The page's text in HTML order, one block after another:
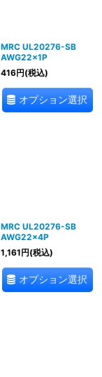
MRC UL20276-SB
AWG22×1P
416円(税込)
オプション選択
MRC UL20276-SB
AWG22×4P
1,161円(税込)
オプション選択